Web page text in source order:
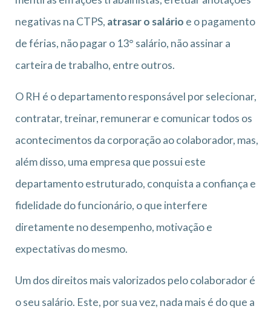
negativas na CTPS, atrasar o salário e o pagamento
de férias, não pagar o 13° salário, não assinar a
carteira de trabalho, entre outros.
O RH é o departamento responsável por selecionar,
contratar, treinar, remunerar e comunicar todos os
acontecimentos da corporação ao colaborador, mas,
além disso, uma empresa que possui este
departamento estruturado, conquista a confiança e
fidelidade do funcionário, o que interfere
diretamente no desempenho, motivação e
expectativas do mesmo.
Um dos direitos mais valorizados pelo colaborador é
o seu salário. Este, por sua vez, nada mais é do que a